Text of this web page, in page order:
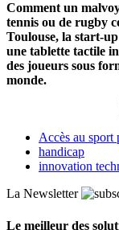
Comment un
tennis ou de rugby
Toulouse, la start-
une tablette tactile
des joueurs sous
monde.
Accès au sport
handicap
innovation
La Newsletter
Le meilleur des